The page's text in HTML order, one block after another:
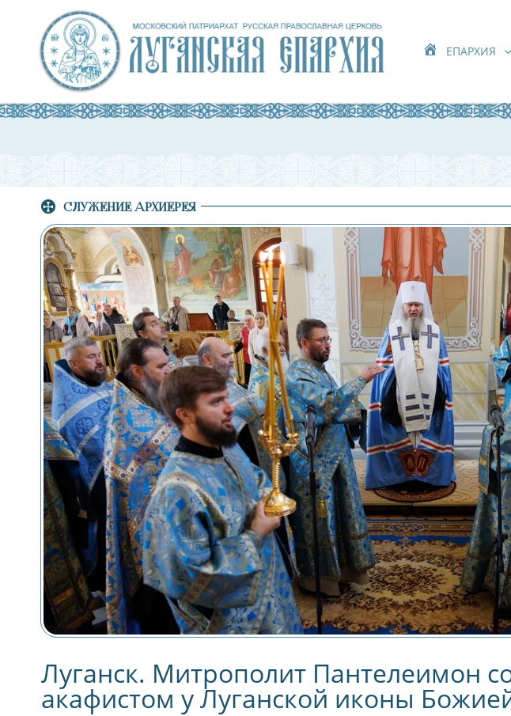
ЕПАРХИЯ
СЛУЖЕНИЕ АРХИЕРЕЯ
Луганск. Митрополит Пантелеимон
акафистом у Луганской иконы
Расписание
Паломнических
Поездок На 2026 Г.